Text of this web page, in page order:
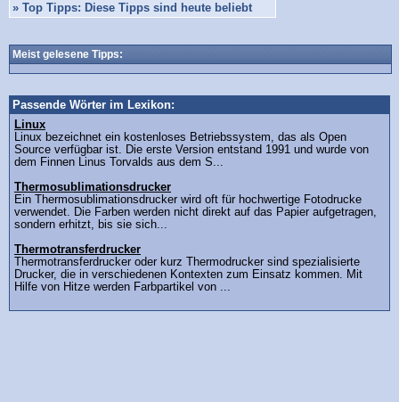
» Top Tipps: Diese Tipps sind heute beliebt
Meist gelesene Tipps:
Passende Wörter im Lexikon:
Linux
Linux bezeichnet ein kostenloses Betriebssystem, das als Open
Source verfügbar ist. Die erste Version entstand 1991 und wurde von
dem Finnen Linus Torvalds aus dem S...
Thermosublimationsdrucker
Ein Thermosublimationsdrucker wird oft für hochwertige Fotodrucke
verwendet. Die Farben werden nicht direkt auf das Papier aufgetragen,
sondern erhitzt, bis sie sich...
Thermotransferdrucker
Thermotransferdrucker oder kurz Thermodrucker sind spezialisierte
Drucker, die in verschiedenen Kontexten zum Einsatz kommen. Mit
Hilfe von Hitze werden Farbpartikel von ...